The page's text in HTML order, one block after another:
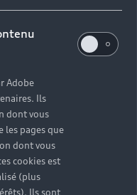
Adobe
Ils
dont vous
les pages que
dont vous
cookies est
(plus
Ils sont